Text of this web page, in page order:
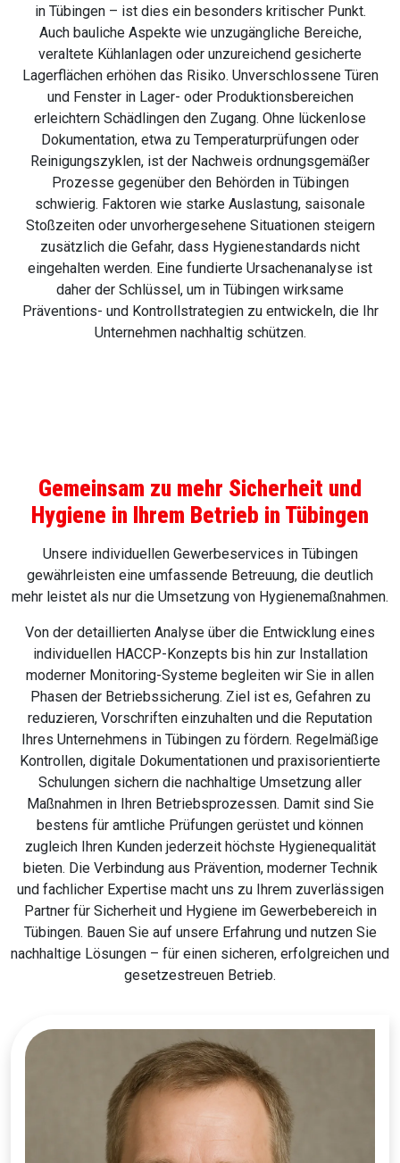
in Tübingen – ist dies ein besonders kritischer Punkt.
Auch bauliche Aspekte wie unzugängliche Bereiche,
veraltete Kühlanlagen oder unzureichend gesicherte
Lagerflächen erhöhen das Risiko. Unverschlossene Türen
und Fenster in Lager- oder Produktionsbereichen
erleichtern Schädlingen den Zugang. Ohne lückenlose
Dokumentation, etwa zu Temperaturprüfungen oder
Reinigungszyklen, ist der Nachweis ordnungsgemäßer
Prozesse gegenüber den Behörden in Tübingen
schwierig. Faktoren wie starke Auslastung, saisonale
Stoßzeiten oder unvorhergesehene Situationen steigern
zusätzlich die Gefahr, dass Hygienestandards nicht
eingehalten werden. Eine fundierte Ursachenanalyse ist
daher der Schlüssel, um in Tübingen wirksame
Präventions- und Kontrollstrategien zu entwickeln, die Ihr
Unternehmen nachhaltig schützen.
Gemeinsam zu mehr Sicherheit und
Hygiene in Ihrem Betrieb in Tübingen
Unsere individuellen Gewerbeservices in Tübingen
gewährleisten eine umfassende Betreuung, die deutlich
mehr leistet als nur die Umsetzung von Hygienemaßnahmen.
Von der detaillierten Analyse über die Entwicklung eines
individuellen HACCP-Konzepts bis hin zur Installation
moderner Monitoring-Systeme begleiten wir Sie in allen
Phasen der Betriebssicherung. Ziel ist es, Gefahren zu
reduzieren, Vorschriften einzuhalten und die Reputation
Ihres Unternehmens in Tübingen zu fördern. Regelmäßige
Kontrollen, digitale Dokumentationen und praxisorientierte
Schulungen sichern die nachhaltige Umsetzung aller
Maßnahmen in Ihren Betriebsprozessen. Damit sind Sie
bestens für amtliche Prüfungen gerüstet und können
zugleich Ihren Kunden jederzeit höchste Hygienequalität
bieten. Die Verbindung aus Prävention, moderner Technik
und fachlicher Expertise macht uns zu Ihrem zuverlässigen
Partner für Sicherheit und Hygiene im Gewerbebereich in
Tübingen. Bauen Sie auf unsere Erfahrung und nutzen Sie
nachhaltige Lösungen – für einen sicheren, erfolgreichen und
gesetzestreuen Betrieb.